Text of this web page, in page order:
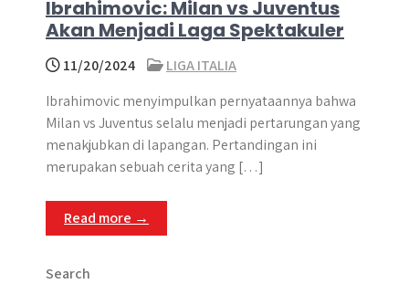
Ibrahimovic: Milan vs Juventus
Akan Menjadi Laga Spektakuler
11/20/2024
LIGA ITALIA
Ibrahimovic menyimpulkan pernyataannya bahwa
Milan vs Juventus selalu menjadi pertarungan yang
menakjubkan di lapangan. Pertandingan ini
merupakan sebuah cerita yang […]
Read more →
Search